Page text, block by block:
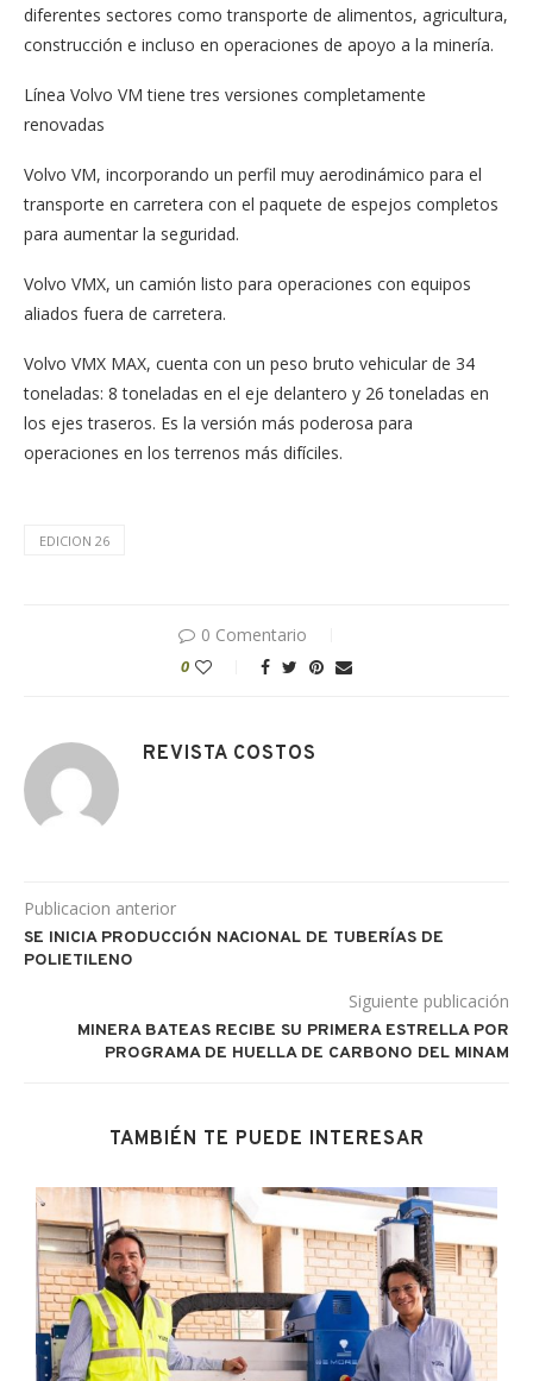
diferentes sectores como transporte de alimentos, agricultura,
construcción e incluso en operaciones de apoyo a la minería.
Línea Volvo VM tiene tres versiones completamente
renovadas
Volvo VM, incorporando un perfil muy aerodinámico para el
transporte en carretera con el paquete de espejos completos
para aumentar la seguridad.
Volvo VMX, un camión listo para operaciones con equipos
aliados fuera de carretera.
Volvo VMX MAX, cuenta con un peso bruto vehicular de 34
toneladas: 8 toneladas en el eje delantero y 26 toneladas en
los ejes traseros. Es la versión más poderosa para
operaciones en los terrenos más difíciles.
EDICION 26
0 Comentario
0
REVISTA COSTOS
Publicacion anterior
SE INICIA PRODUCCIÓN NACIONAL DE TUBERÍAS DE
POLIETILENO
Siguiente publicación
MINERA BATEAS RECIBE SU PRIMERA ESTRELLA POR
PROGRAMA DE HUELLA DE CARBONO DEL MINAM
TAMBIÉN TE PUEDE INTERESAR